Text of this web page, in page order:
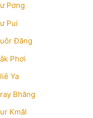
Pơng
Pui
Đăng
Phơi
Ya
Bhăng
Kmăl